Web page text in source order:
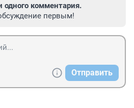
одного комментария.
первым!
Отправить